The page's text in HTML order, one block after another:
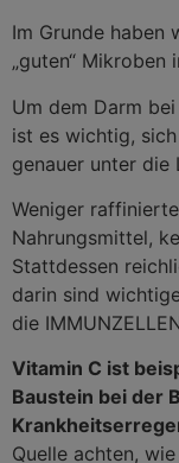
Im Grunde haben
„guten“ Mikroben
Um dem Darm
ist es wichtig,
genauer unter die
Weniger
Nahrungsmittel,
Stattdessen
darin sind
die
Vitamin C ist
Baustein bei der
Quelle achten,